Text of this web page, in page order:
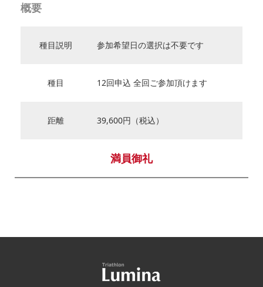
概要
種目説明 参加希望日の選択は不要です
種目 12回申込 全回ご参加頂けます
距離 39,600円（税込）
満員御礼